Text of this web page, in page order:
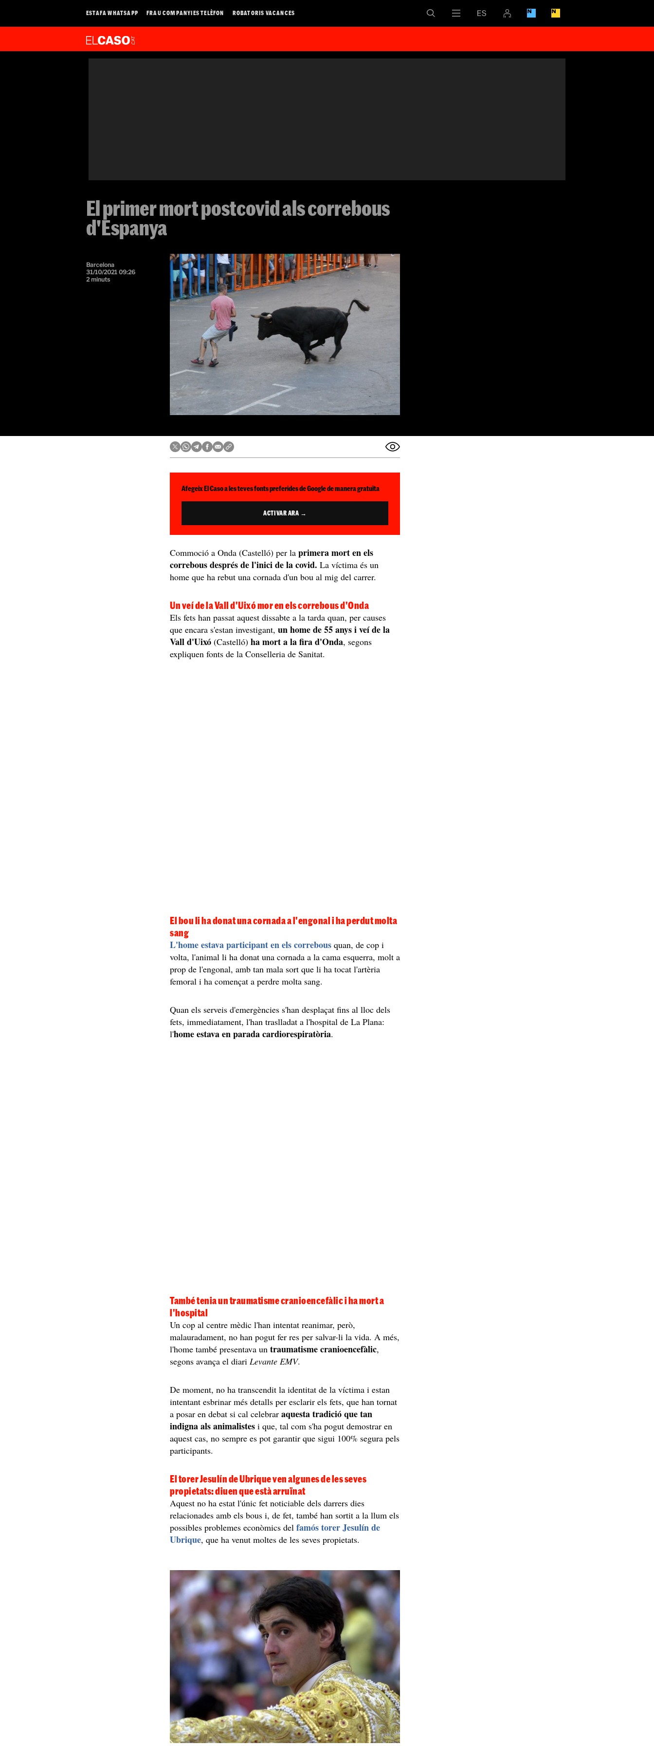
ESTAFA WHATSAPP FRAU COMPANYIES TELÈFON ROBATORIS VACANCES
El primer mort postcovid als correbous
d'Espanya
Barcelona
31/10/2021 09:26
2 minuts
Afegeix El Caso a les teves fonts preferides de Google de manera gratuïta
ACTIVAR ARA →
Commoció a Onda (Castelló) per la primera mort en els
correbous després de l'inici de la covid. La víctima és un
home que ha rebut una cornada d'un bou al mig del carrer.
Un veí de la Vall d'Uixó mor en els correbous d'Onda
Els fets han passat aquest dissabte a la tarda quan, per causes
que encara s'estan investigant,un home de 55 anys i veí de la
Vall d'Uixó (Castelló)ha mort a la fira d'Onda, segons
expliquen fonts de la Conselleria de Sanitat.
El bou li ha donat una cornada a l'engonal i ha perdut molta
sang
L'home estava participant en els correbous quan, de cop i
volta, l'animal li ha donat una cornada a la cama esquerra, molt a
prop de l'engonal, amb tan mala sort que li ha tocat l'artèria
femoral i ha començat a perdre molta sang.
Quan els serveis d'emergències s'han desplaçat fins al lloc dels
fets, immediatament, l'han traslladat a l'hospital de La Plana:
l'home estava en parada cardiorespiratòria.
També tenia un traumatisme cranioencefàlic i ha mort a
l'hospital
Un cop al centre mèdic l'han intentat reanimar, però,
malauradament, no han pogut fer res per salvar-li la vida. A més,
l'home també presentava un traumatisme cranioencefàlic,
segons avança el diariLevante EMV.
De moment, no ha transcendit la identitat de la víctima i estan
intentant esbrinar més detalls per esclarir els fets, que han tornat
a posar en debat si cal celebraraquesta tradició que tan
indigna als animalistes i que, tal com s'ha pogut demostrar en
aquest cas, no sempre es pot garantir que sigui 100% segura pels
participants.
El torer Jesulín de Ubrique ven algunes de les seves
propietats: diuen que està arruïnat
Aquest no ha estat l'únic fet noticiable dels darrers dies
relacionades amb els bous i, de fet, també han sortit a la llum els
possibles problemes econòmics delfamós torer Jesulín de
Ubrique, que ha venut moltes de les seves propietats.